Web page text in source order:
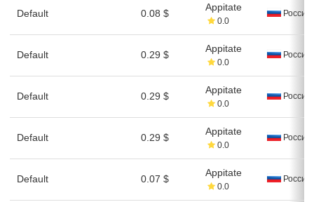
Default 0.08 $
Appitate
0.0
Россия
Default 0.29 $
Appitate
0.0
Россия
Default 0.29 $
Appitate
0.0
Россия
Default 0.29 $
Appitate
0.0
Россия
Default 0.07 $
Appitate
0.0
Россия